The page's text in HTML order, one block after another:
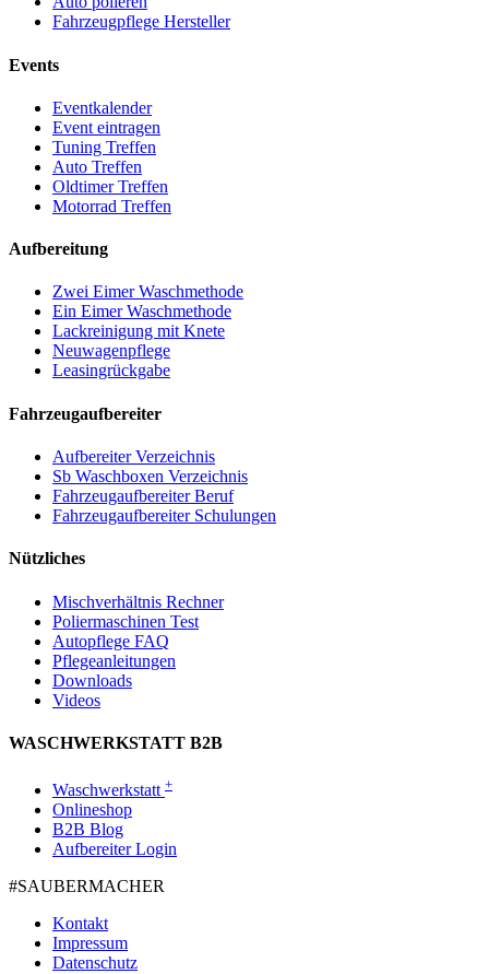
Fahrzeugpflege Hersteller
Events
Eventkalender
Event eintragen
Tuning Treffen
Auto Treffen
Oldtimer Treffen
Motorrad Treffen
Aufbereitung
Zwei Eimer Waschmethode
Ein Eimer Waschmethode
Lackreinigung mit Knete
Neuwagenpflege
Leasingrückgabe
Fahrzeugaufbereiter
Aufbereiter Verzeichnis
Sb Waschboxen Verzeichnis
Fahrzeugaufbereiter Beruf
Fahrzeugaufbereiter Schulungen
Nützliches
Mischverhältnis Rechner
Poliermaschinen Test
Autopflege FAQ
Pflegeanleitungen
Downloads
Videos
WASCHWERKSTATT B2B
Waschwerkstatt +
Onlineshop
B2B Blog
Aufbereiter Login
#SAUBER­MACHER
Kontakt
Impressum
Datenschutz